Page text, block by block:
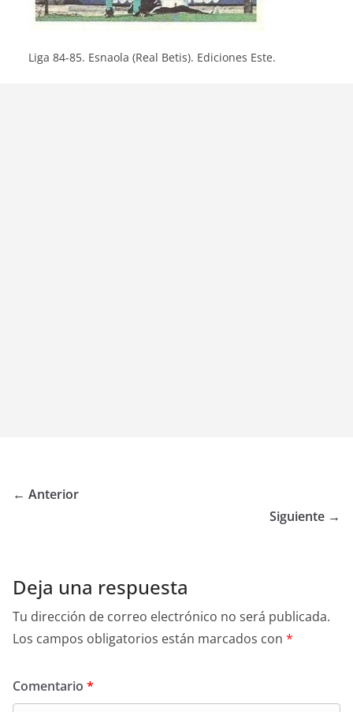
Liga 84-85. Esnaola (Real Betis). Ediciones Este.
← Anterior
Siguiente →
Deja una respuesta
Tu dirección de correo electrónico no será publicada.
Los campos obligatorios están marcados con *
Comentario *